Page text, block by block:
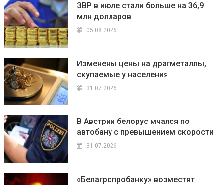
ЗВР в июле стали больше на 36,9
млн долларов
05.08.2026
Изменены цены на драгметаллы,
скупаемые у населения
31.07.2026
В Австрии белорус мчался по
автобану с превышением скорости
31.07.2026
«Белагропробанку» возместят